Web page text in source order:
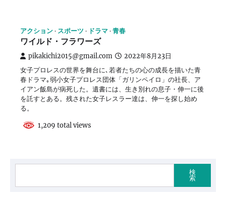
アクション スポーツ ドラマ 青春
ワイルド・フラワーズ
pikakichi2015@gmail.com 2022年8月23日
女子プロレスの世界を舞台に､若者たちの心の成長を描いた青
春ドラマ｡弱小女子プロレス団体「ガリンペイロ」の社長、ア
イアン飯島が病死した。遺書には、生き別れの息子・伸一に後
を託すとある。残された女子レスラー達は、伸一を探し始め
る。
1,209 total views
検
索